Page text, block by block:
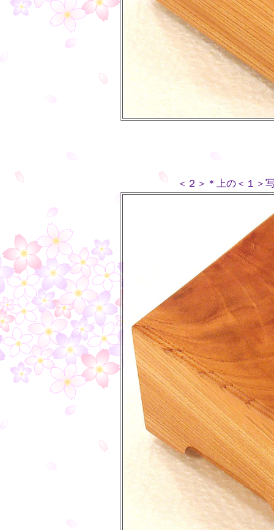
＜２＞＊上の＜１＞